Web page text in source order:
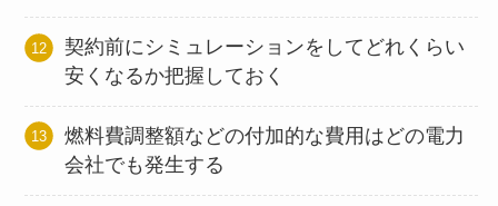
契約前にシミュレーションをしてどれくらい
安くなるか把握しておく
燃料費調整額などの付加的な費用はどの電力
会社でも発生する